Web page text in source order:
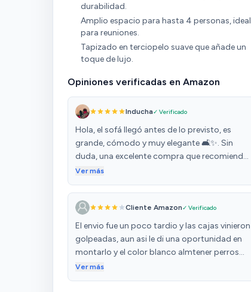
durabilidad.
Amplio espacio para hasta 4 personas, ideal
para reuniones.
Tapizado en terciopelo suave que añade un
toque de lujo.
Opiniones verificadas en Amazon
Inducha✓ Verificado
Hola, el sofá llegó antes de lo previsto, es
grande, cómodo y muy elegante 🛋️✨. Sin
duda, una excelente compra que recomiendo
al 100%. ¡Muy satisfecho con la calidad y el
Ver más
Cliente Amazon✓ Verificado
El envio fue un poco tardio y las cajas vinieron
golpeadas, aun asi le di una oportunidad en
montarlo y el color blanco almtener perros
deja de ser blanco aunque le pongas mantas
Ver más